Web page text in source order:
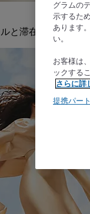
と滞在をユニー
グラムの
示するた
あります
い。
お客様は
ックする
さらに詳
提携パー